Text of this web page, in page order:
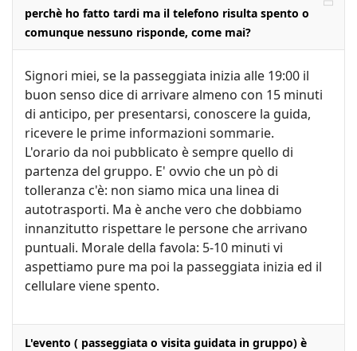
perchè ho fatto tardi ma il telefono risulta spento o
comunque nessuno risponde, come mai?
Signori miei, se la passeggiata inizia alle 19:00 il
buon senso dice di arrivare almeno con 15 minuti
di anticipo, per presentarsi, conoscere la guida,
ricevere le prime informazioni sommarie.
L'orario da noi pubblicato è sempre quello di
partenza del gruppo. E' ovvio che un pò di
tolleranza c'è: non siamo mica una linea di
autotrasporti. Ma è anche vero che dobbiamo
innanzitutto rispettare le persone che arrivano
puntuali. Morale della favola: 5-10 minuti vi
aspettiamo pure ma poi la passeggiata inizia ed il
cellulare viene spento.
L'evento ( passeggiata o visita guidata in gruppo) è